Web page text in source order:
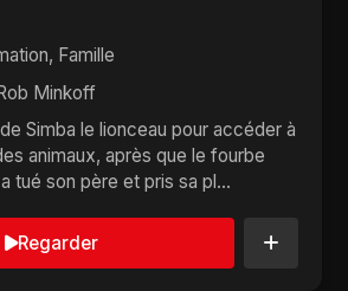
Famille
Minkoff
Simba le lionceau pour accéder à
animaux, après que le fourbe
tué son père et pris sa pl...
Regarder